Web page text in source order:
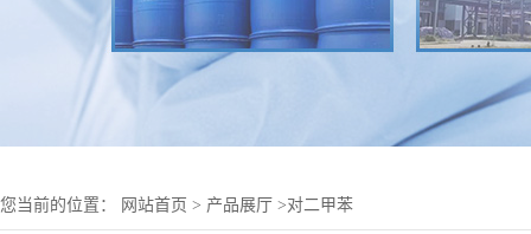
您当前的位置： 网站首页 > 产品展厅 >对二甲苯